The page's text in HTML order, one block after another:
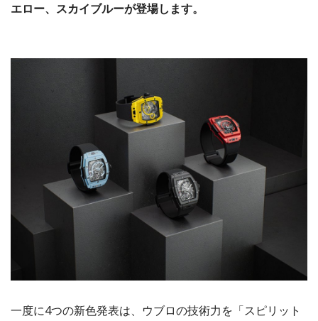
エロー、スカイブルーが登場します。
一度に4つの新色発表は、ウブロの技術力を「スピリット